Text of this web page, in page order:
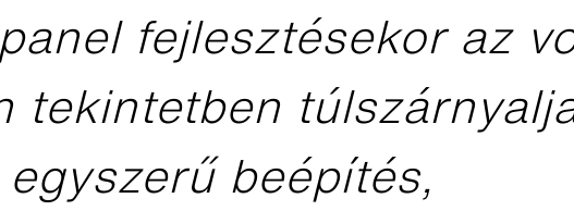
fejlesztésekor az
tekintetben
beépítés,